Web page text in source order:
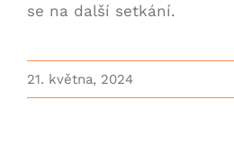
se na další setkání.
21. května, 2024